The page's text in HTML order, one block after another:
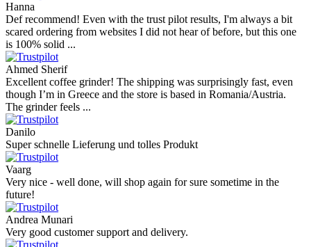
Hanna
Def recommend! Even with the trust pilot results, I'm always a bit
scared ordering from websites I did not hear of before, but this one
is 100% solid ...
Ahmed Sherif
Excellent coffee grinder! The shipping was surprisingly fast, even
though I’m in Greece and the store is based in Romania/Austria.
The grinder feels ...
Danilo
Super schnelle Lieferung und tolles Produkt
Vaarg
Very nice - well done, will shop again for sure sometime in the
future!
Andrea Munari
Very good customer support and delivery.